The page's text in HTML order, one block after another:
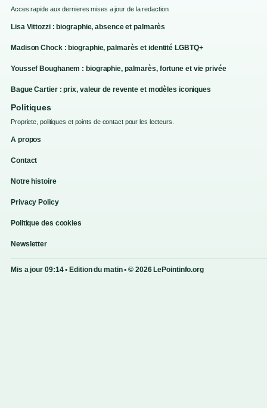
Acces rapide aux dernieres mises a jour de la redaction.
Lisa Vittozzi : biographie, absence et palmarès
Madison Chock : biographie, palmarès et identité LGBTQ+
Youssef Boughanem : biographie, palmarès, fortune et vie privée
Bague Cartier : prix, valeur de revente et modèles iconiques
Politiques
Propriete, politiques et points de contact pour les lecteurs.
A propos
Contact
Notre histoire
Privacy Policy
Politique des cookies
Newsletter
Mis a jour 09:14 • Edition du matin • © 2026 LePointinfo.org